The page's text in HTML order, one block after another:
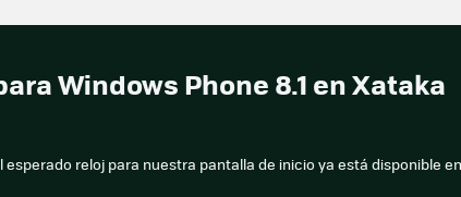
Windows Phone 8.1 en Xataka
esperado reloj para nuestra pantalla de inicio ya está disponible en